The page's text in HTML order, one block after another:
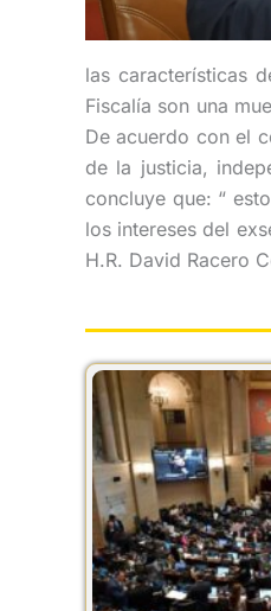
las características
Fiscalía son una
De acuerdo con el
de la justicia,
concluye que: “
los intereses del
H.R. David Racero